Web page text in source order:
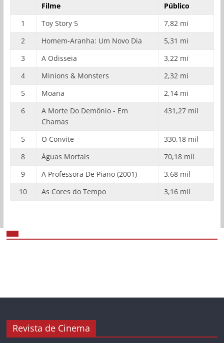
Filme
Público
1
Toy Story 5
7,82 mi
2
Homem-Aranha: Um Novo Dia
5,31 mi
3
A Odisseia
3,22 mi
4
Minions & Monsters
2,32 mi
5
Moana
2,14 mi
6
A Morte Do Demônio - Em
Chamas
431,27 mil
5 O Convite
330,18 mil
8
Águas Mortais
70,18 mil
9
A Professora De Piano (2001)
3,68 mil
10
As Cores do Tempo 3,16 mil
Revista de Cinema